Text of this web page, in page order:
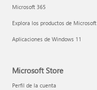
Microsoft 365
Explora los productos de Microsoft
Aplicaciones de Windows 11
Microsoft Store
Perfil de la cuenta